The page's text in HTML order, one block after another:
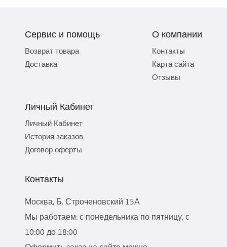
Сервис и помощь
Возврат товара
Доставка
О компании
Контакты
Карта сайта
Отзывы
Личный Кабинет
Личный Кабинет
История заказов
Договор оферты
Контакты
Москва, Б. Строченовский 15А
Мы работаем: с понедельника по пятницу, с
10:00 до 18:00